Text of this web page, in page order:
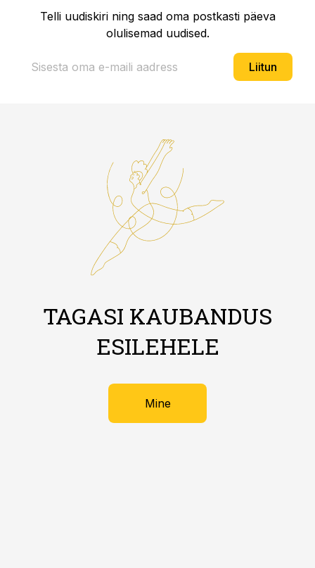
Telli uudiskiri ning saad oma postkasti päeva
olulisemad uudised.
Liitun
TAGASI KAUBANDUS
ESILEHELE
Mine